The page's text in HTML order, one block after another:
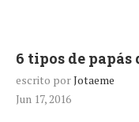
6 tipos de
escrito porJotaeme
Jun 17, 2016